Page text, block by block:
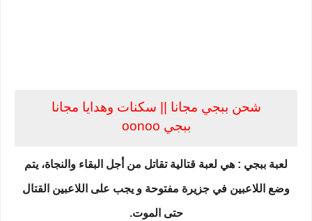
شحن ببجي مجانا || سكنات وهدايا مجانا
ببجي oonoo
لعبة ببجي : هي لعبة قتالية تقاتل من أجل البقاء والنجاة، يتم
وضع اللاعبين في جزيرة مفتوحة و يجب على اللاعبين القتال
حتى الموت.